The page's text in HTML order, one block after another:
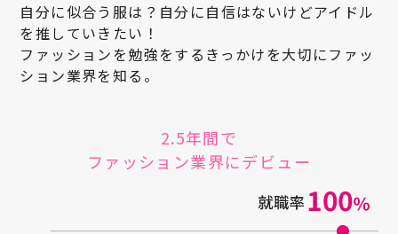
自分に似合う服は？自分に自信はないけどアイドル
を推していきたい！
ファッションを勉強をするきっかけを大切にファッ
ション業界を知る。
2.5年間で
ファッション業界にデビュー